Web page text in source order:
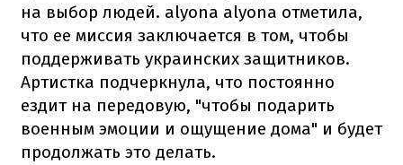
на выбор людей. alyona alyona отметила,
что ее миссия заключается в том, чтобы
поддерживать украинских защитников.
Артистка подчеркнула, что постоянно
ездит на передовую, "чтобы подарить
военным эмоции и ощущение дома" и будет
продолжать это делать.